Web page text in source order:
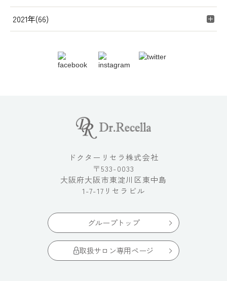
2021年(66)
ドクターリセラ株式会社
〒533-0033
大阪府大阪市東淀川区東中島
1-7-17リセラビル
グループトップ
取扱サロン専用ページ